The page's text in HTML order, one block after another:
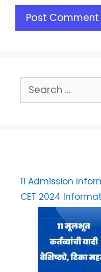
Search
for:
11 Admission
CET 2024